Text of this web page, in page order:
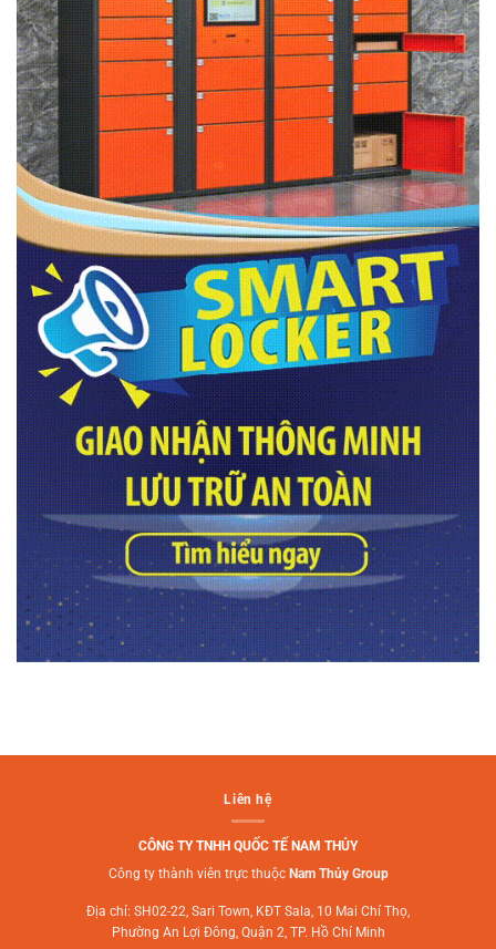
Liên hệ
CÔNG TY TNHH QUỐC TẾ NAM THỦY
Công ty thành viên trực thuộc Nam Thủy Group
Địa chỉ: SH02-22, Sari Town, KĐT Sala, 10 Mai Chí Thọ,
Phường An Lợi Đông, Quận 2, TP. Hồ Chí Minh